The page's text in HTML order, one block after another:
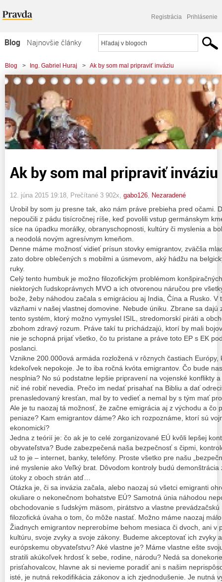
Registrácia Prihlásenie
Blog
Najnovšie články
Najčítanejšie články
Najkomentovanejšie články
Zoznam blogov
Komerčné blogy
Blog > Ing. Gabriel Huraj > Ak by som mal pripraviť inváziu
Ak by som mal pripraviť inváziu
12. júna 2015 19:18 , Prečítané 3 902x, gabo126 Nezaradené
Urobil by som ju presne tak, ako nám práve prebieha pred očami.
nepoučili z pádu tisícročnej ríše, keď povolili vstup germánskym
síce na úpadku morálky, obranyschopnosti, kultúry či myslenia a
a neodolá novým agresívnym kmeňom.
Denne máme možnosť vidieť prísun stovky emigrantov, zväčša
zato dobre oblečených s mobilmi a úsmevom, aký hádžu na
ruky.
Celý tento humbuk je možno filozofickým problémom
niektorých ľudskoprávnych MVO a ich otvorenou náručou pre
bože, žeby náhodou začala s emigráciou aj India, Čína a Rusko.
väzňami v našej vlastnej domovine. Nebude úniku. Zbrane sa
tento systém, ktorý možno vymyslel ISIL, stredomorskí piráti a
zbohom zdravý rozum. Práve takí tu prichádzajú, ktorí by mali
nie je schopná prijať všetko, čo tu pristane a práve toto EP s EK
poslanci.
Vznikne 200.000ová armáda rozložená v rôznych častiach
kdekoľvek nepokoje. Je to iba ročná kvóta emigrantov. Čo bude
nesplnia? No sú podstatne lepšie pripravení na vojenské konflikty
nič iné robiť nevedia. Prečo im nedať prisahať na Bibliu a dať
prenasledovaný kresťan, mal by to vedieť a nemal by s tým mať
Ale je tu naozaj tá možnosť, že začne emigrácia aj z východu a čo
peniaze? Kam emigrantov dáme? Ako ich rozpoznáme, ktorí sú
ekonomickí?
Jedna z teórií je: čo ak je to celé zorganizované EÚ kvôli lepšej
obyvateľstva? Bude zabezpečená naša bezpečnosť s čipmi,
už to je – internet, banky, telefóny. Proste všetko pre našu
iné myslenie ako Veľký brat. Dôvodom kontroly budú
útoky z oboch strán atď…
Otázka je, či sa invázia začala, alebo naozaj sú všetci emigranti
okuliare o nekonečnom bohatstve EÚ? Samotná únia náhodou
obchodovanie s ľudským mäsom, pirátstvo a vlastne
filozofická úvaha o tom, čo môže nastať. Možno máme naozaj
Žiadnych emigrantov neprerobíme behom mesiaca či dvoch, ani v
kultúru, svoje zvyky a svoje zákony. Budeme akceptovať ich zvyky
európskemu obyvateľstvu? Aké vlastne je? Máme vlastne ešte
stratili akúkoľvek hrdosť k sebe, rodine, národu? Nedá sa
prisťahovalcov, hlavne ak si nevieme poradiť ani s našim
isté, je nutná rekodifikácia zákonov a ich zjednodušenie. Je nutná